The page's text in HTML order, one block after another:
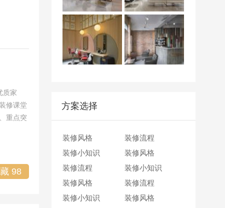
质家
修课堂
重点突
98
小时前 成都 王先生抢到一个名额
2
小时前 成都 周女士
抢到一个名额
30分钟前 成都 孙先生抢到一个名额
50分钟前 成都 李女士抢到一个名额
2小时前 成都王女士抢到一个名额
2小时前 成都
50分钟前 成都 李女士抢到一个名额
2小时前 成都 王女士抢到一个名额
40分钟前 成都 廖女士抢到一个名额
1小时前 成都 王先生抢到一个名额
2小时前 成都 周女士抢到一个名额
方案选择
装修风格
装修流程
装修小知识
装修风格
装修流程
装修小知识
装修风格
装修流程
装修小知识
装修风格